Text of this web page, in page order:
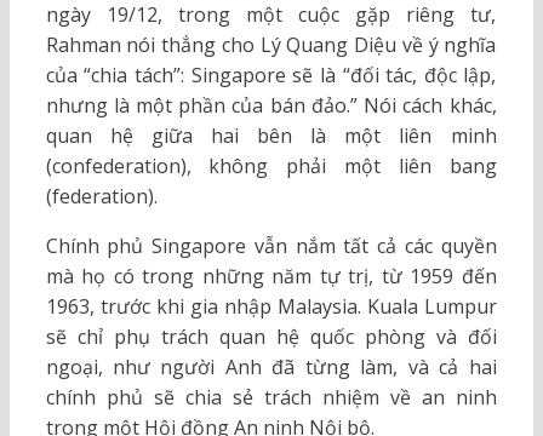
ngày 19/12, trong một cuộc gặp riêng tư,
Rahman nói thẳng cho Lý Quang Diệu về ý nghĩa
của “chia tách”: Singapore sẽ là “đối tác, độc lập,
nhưng là một phần của bán đảo.” Nói cách khác,
quan hệ giữa hai bên là một liên minh
(confederation), không phải một liên bang
(federation).
Chính phủ Singapore vẫn nắm tất cả các quyền
mà họ có trong những năm tự trị, từ 1959 đến
1963, trước khi gia nhập Malaysia. Kuala Lumpur
sẽ chỉ phụ trách quan hệ quốc phòng và đối
ngoại, như người Anh đã từng làm, và cả hai
chính phủ sẽ chia sẻ trách nhiệm về an ninh
trong một Hội đồng An ninh Nội bộ.